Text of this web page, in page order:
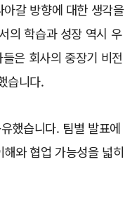
갈 방향에 대한 생각을
의 학습과 성장 역시 우
은 회사의 중장기 비전
습니다.
했습니다. 팀별 발표에
와 협업 가능성을 넓히